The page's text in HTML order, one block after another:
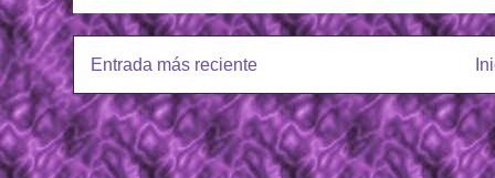
Entrada más reciente